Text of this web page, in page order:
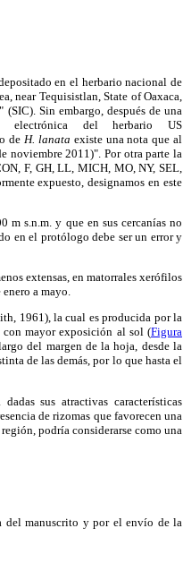
en el herbario nacional de
near Tequisistlan, State of Oaxaca,
Sin embargo, después de una
electrónica del herbario US
de H. lanata existe una nota que al
noviembre 2011)". Por otra parte la
F, GH, LL, MICH, MO, NY, SEL,
expuesto, designamos en este
m s.n.m. y que en sus cercanías no
en el protólogo debe ser un error y
extensas, en matorrales xerófilos
a mayo.
1961), la cual es producida por la
con mayor exposición al sol (Figura
del margen de la hoja, desde la
de las demás, por lo que hasta el
sus atractivas características
de rizomas que favorecen una
podría considerarse como una
del manuscrito y por el envío de la